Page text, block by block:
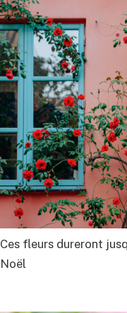
Ces fleurs dureront
Noël